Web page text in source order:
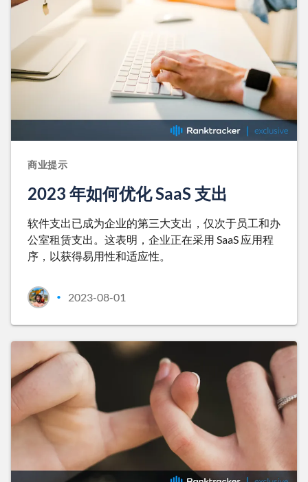
商业提示
2023 年如何优化 SaaS 支出
软件支出已成为企业的第三大支出，仅次于员工和办
公室租赁支出。这表明，企业正在采用 SaaS 应用程
序，以获得易用性和适应性。
• 2023-08-01